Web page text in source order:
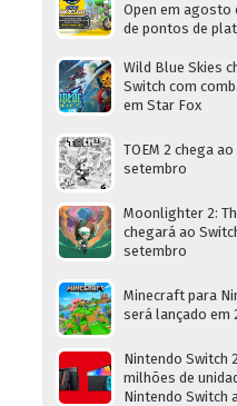
Open em agosto
de pontos de
Wild Blue Skies
Switch com
em Star Fox
TOEM 2 chega
setembro
Moonlighter 2:
chegará ao
setembro
Minecraft para
será lançado em
Nintendo Switch
milhões de
Nintendo Switch